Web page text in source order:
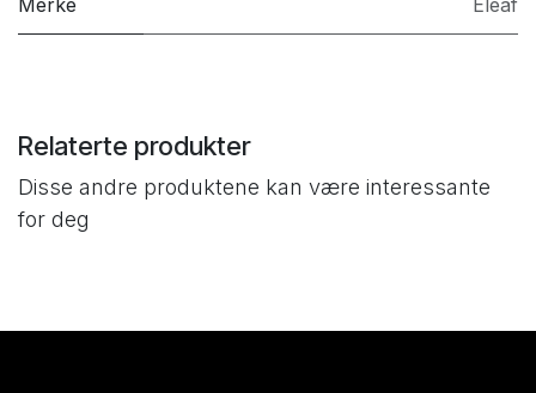
Merke Eleaf
Relaterte produkter
Disse andre produktene kan være interessante
for deg